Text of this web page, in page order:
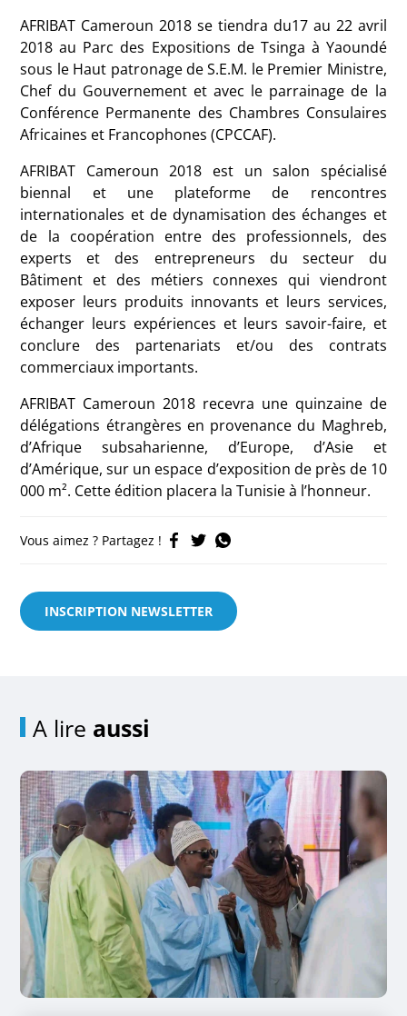
AFRIBAT Cameroun 2018 se tiendra du17 au 22 avril
2018 au Parc des Expositions de Tsinga à Yaoundé
sous le Haut patronage de S.E.M. le Premier Ministre,
Chef du Gouvernement et avec le parrainage de la
Conférence Permanente des Chambres Consulaires
Africaines et Francophones (CPCCAF).
AFRIBAT Cameroun 2018 est un salon spécialisé
biennal et une plateforme de rencontres
internationales et de dynamisation des échanges et
de la coopération entre des professionnels, des
experts et des entrepreneurs du secteur du
Bâtiment et des métiers connexes qui viendront
exposer leurs produits innovants et leurs services,
échanger leurs expériences et leurs savoir-faire, et
conclure des partenariats et/ou des contrats
commerciaux importants.
AFRIBAT Cameroun 2018 recevra une quinzaine de
délégations étrangères en provenance du Maghreb,
d’Afrique subsaharienne, d’Europe, d’Asie et
d’Amérique, sur un espace d’exposition de près de 10
000 m². Cette édition placera la Tunisie à l’honneur.
Vous aimez ? Partagez !
INSCRIPTION NEWSLETTER
A lire aussi